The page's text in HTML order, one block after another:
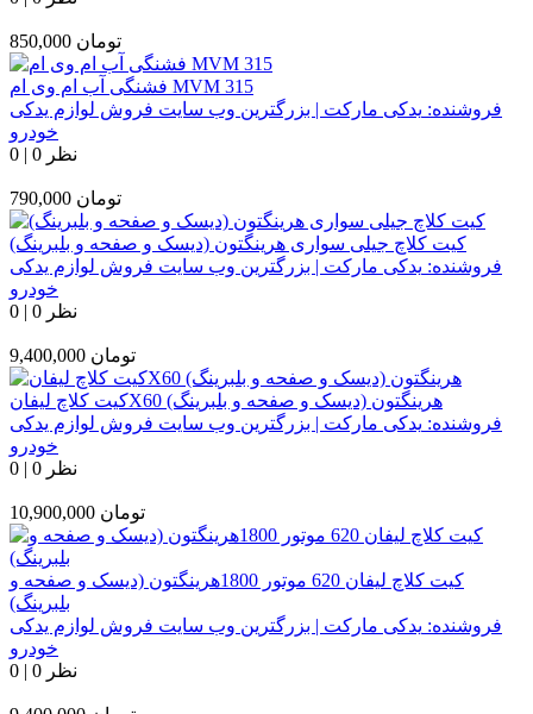
850,000 تومان
فشنگی آب ام وی ام MVM 315
فروشنده: یدکی مارکت | بزرگترین وب سایت فروش لوازم یدکی
خودرو
0 | 0 نظر
790,000 تومان
کیت کلاچ جیلی سواری هرینگتون (دیسک و صفحه و بلبرینگ)
فروشنده: یدکی مارکت | بزرگترین وب سایت فروش لوازم یدکی
خودرو
0 | 0 نظر
9,400,000 تومان
کیت کلاچ لیفانX60 هرینگتون (دیسک و صفحه و بلبرینگ)
فروشنده: یدکی مارکت | بزرگترین وب سایت فروش لوازم یدکی
خودرو
0 | 0 نظر
10,900,000 تومان
کیت کلاچ لیفان 620 موتور 1800هرینگتون (دیسک و صفحه و
بلبرینگ)
فروشنده: یدکی مارکت | بزرگترین وب سایت فروش لوازم یدکی
خودرو
0 | 0 نظر